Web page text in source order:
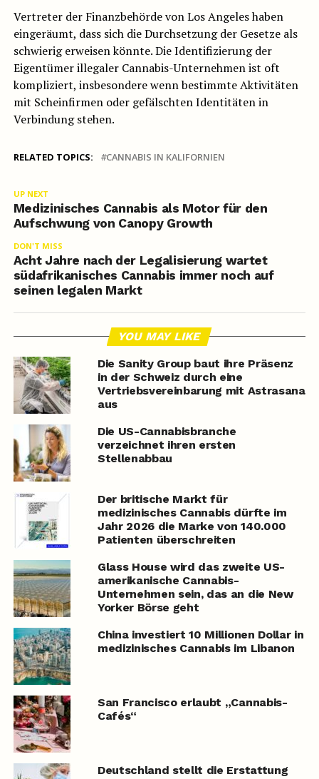
Vertreter der Finanzbehörde von Los Angeles haben
eingeräumt, dass sich die Durchsetzung der Gesetze als
schwierig erweisen könnte. Die Identifizierung der
Eigentümer illegaler Cannabis-Unternehmen ist oft
kompliziert, insbesondere wenn bestimmte Aktivitäten
mit Scheinfirmen oder gefälschten Identitäten in
Verbindung stehen.
RELATED TOPICS: CANNABIS IN KALIFORNIEN
UP NEXT
Medizinisches Cannabis als Motor für den
Aufschwung von Canopy Growth
DON'T MISS
Acht Jahre nach der Legalisierung wartet
südafrikanisches Cannabis immer noch auf
seinen legalen Markt
YOU MAY LIKE
Die Sanity Group baut ihre Präsenz
in der Schweiz durch eine
Vertriebsvereinbarung mit Astrasana
aus
Die US-Cannabisbranche
verzeichnet ihren ersten
Stellenabbau
Der britische Markt für
medizinisches Cannabis dürfte im
Jahr 2026 die Marke von 140.000
Patienten überschreiten
Glass House wird das zweite US-
amerikanische Cannabis-
Unternehmen sein, das an die New
Yorker Börse geht
China investiert 10 Millionen Dollar in
medizinisches Cannabis im Libanon
San Francisco erlaubt „Cannabis-
Cafés“
Deutschland stellt die Erstattung